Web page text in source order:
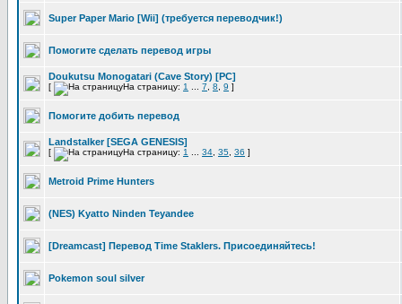
Super Paper Mario [Wii] (требуется переводчик!)
Помогите сделать перевод игры
Doukutsu Monogatari (Cave Story) [PC]
[ На страницу: 1 7 8 9 ]
Помогите добить перевод
Landstalker [SEGA GENESIS]
[ На страницу: 1 34 35 36 ]
Metroid Prime Hunters
(NES) Kyatto Ninden Teyandee
[Dreamcast] Перевод Time Staklers. Присоединяйтесь!
Pokemon soul silver